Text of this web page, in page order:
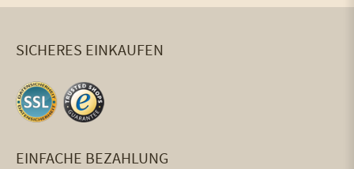
SICHERES EINKAUFEN
EINFACHE BEZAHLUNG